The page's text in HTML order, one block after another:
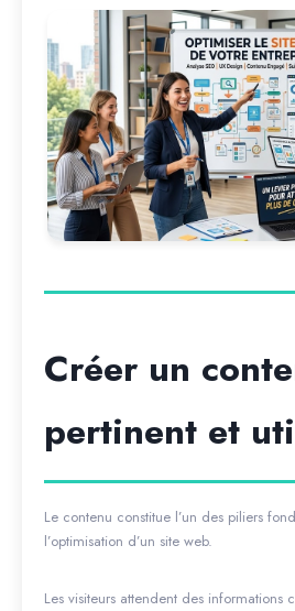
Créer un
pertinent et
Le contenu constitue l’un des piliers
l’optimisation d’un site web.
Les visiteurs attendent des informations